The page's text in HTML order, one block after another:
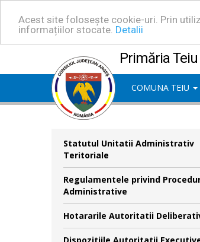
Acest site folosește cookie-uri. Prin
informațiilor stocate. Detalii
Primăria Teiu
COMUNA TEIU
Statutul Unitatii Administrativ
Teritoriale
Regulamentele privind
Administrative
Hotararile Autoritatii